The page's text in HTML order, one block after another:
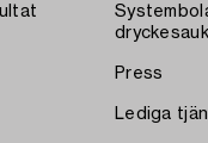
Press
Lediga